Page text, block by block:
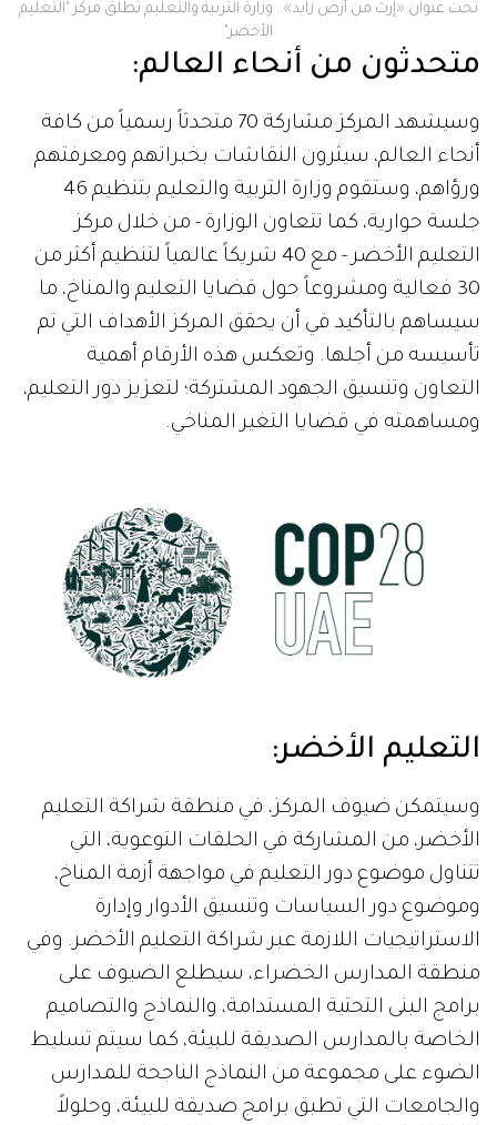
تحت عنوان «إرث من أرض زايد».. وزارة التربية والتعليم تطلق مركز "التعليم
الأخضر"
متحدثون من أنحاء العالم:
وسيشهد المركز مشاركة 70 متحدثاً رسمياً من كافة
أنحاء العالم، سيثرون النقاشات بخبراتهم ومعرفتهم
ورؤاهم، وستقوم وزارة التربية والتعليم بتنظيم 46
جلسة حوارية، كما تتعاون الوزارة - من خلال مركز
التعليم الأخضر - مع 40 شريكاً عالمياً لتنظيم أكثر من
30 فعالية ومشروعاً حول قضايا التعليم والمناخ، ما
سيساهم بالتأكيد في أن يحقق المركز الأهداف التي تم
تأسيسه من أجلها. وتعكس هذه الأرقام أهمية
التعاون وتنسيق الجهود المشتركة؛ لتعزيز دور التعليم،
ومساهمته في قضايا التغير المناخي.
التعليم الأخضر:
وسيتمكن ضيوف المركز، في منطقة شراكة التعليم
الأخضر، من المشاركة في الحلقات التوعوية، التي
تتناول موضوع دور التعليم في مواجهة أزمة المناخ،
وموضوع دور السياسات وتنسيق الأدوار وإدارة
الاستراتيجيات اللازمة عبر شراكة التعليم الأخضر. وفي
منطقة المدارس الخضراء، سيطلع الضيوف على
برامج البنى التحتية المستدامة، والنماذج والتصاميم
الخاصة بالمدارس الصديقة للبيئة، كما سيتم تسليط
الضوء على مجموعة من النماذج الناجحة للمدارس
والجامعات التي تطبق برامج صديقة للبيئة، وحلولاً